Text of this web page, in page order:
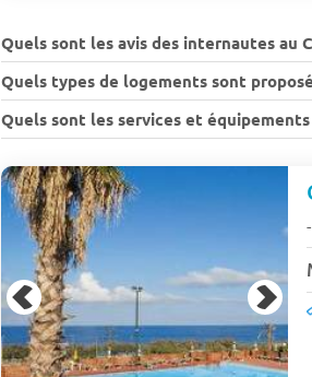
Quels sont les avis des internautes au
Quels types de logements sont
Quels sont les services et